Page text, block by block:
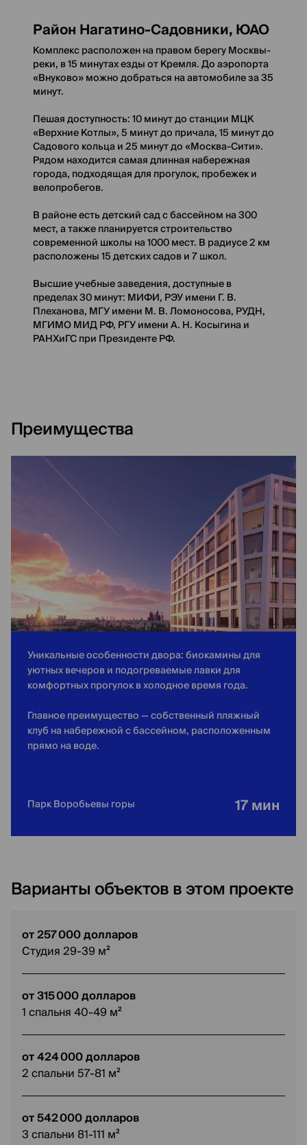
Район Нагатино-Садовники, ЮАО
Комплекс расположен на правом берегу Москвы-
реки, в 15 минутах езды от Кремля. До аэропорта
«Внуково» можно добраться на автомобиле за 35
минут.
Пешая доступность: 10 минут до станции МЦК
«Верхние Котлы», 5 минут до причала, 15 минут до
Садового кольца и 25 минут до «Москва-Сити».
Рядом находится самая длинная набережная
города, подходящая для прогулок, пробежек и
велопробегов.
В районе есть детский сад с бассейном на 300
мест, а также планируется строительство
современной школы на 1000 мест. В радиусе 2 км
расположены 15 детских садов и 7 школ.
Высшие учебные заведения, доступные в
пределах 30 минут: МИФИ, РЭУ имени Г. В.
Плеханова, МГУ имени М. В. Ломоносова, РУДН,
МГИМО МИД РФ, РГУ имени А. Н. Косыгина и
РАНХиГС при Президенте РФ.
Преимущества
Уникальные особенности двора: биокамины для
уютных вечеров и подогреваемые лавки для
комфортных прогулок в холодное время года.
Главное преимущество — собственный пляжный
клуб на набережной с бассейном, расположенным
прямо на воде.
Парк Воробьевы горы 17 мин
Варианты объектов в этом проекте
от 257 000 долларов
Студия 29-39 м²
от 315 000 долларов
1 спальня 40-49 м²
от 424 000 долларов
2 спальни 57-81 м²
от 542 000 долларов
3 спальни 81-111 м²